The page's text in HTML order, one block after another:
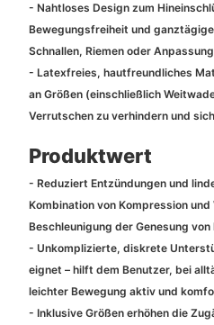
- Nahtloses Design zum
Bewegungsfreiheit und
Schnallen, Riemen oder
- Latexfreies, hautfreundliches
an Größen (einschließlich
Verrutschen zu verhindern und
Produktwert
- Reduziert Entzündungen und
Kombination von Kompression
Beschleunigung der Genesung
- Unkomplizierte, diskrete
eignet – hilft dem Benutzer, bei
leichter Bewegung aktiv und
- Inklusive Größen erhöhen die